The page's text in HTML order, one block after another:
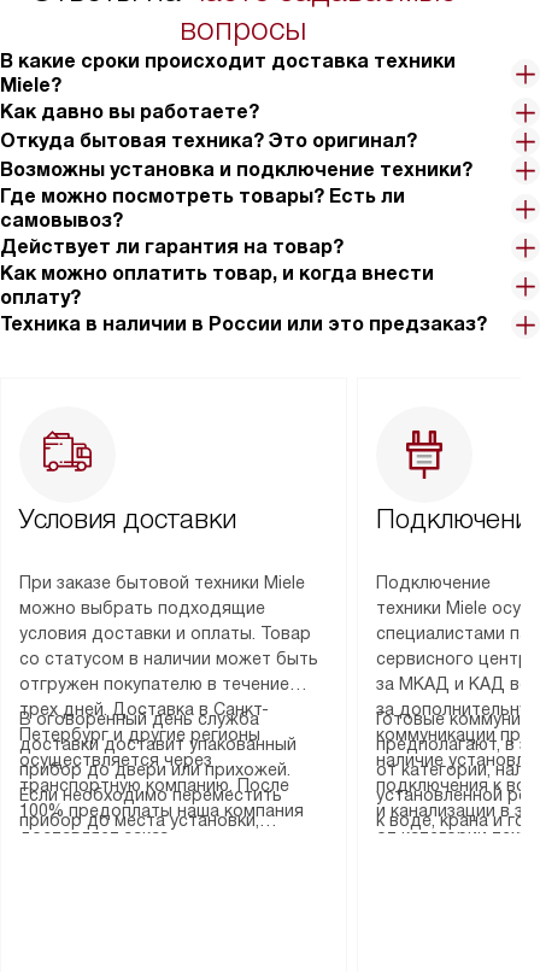
вопросы
В какие сроки происходит доставка техники
Miele?
Как давно вы работаете?
Откуда бытовая техника? Это оригинал?
Возможны установка и подключение техники?
Где можно посмотреть товары? Есть ли
самовывоз?
Действует ли гарантия на товар?
Как можно оплатить товар, и когда внести
оплату?
Техника в наличии в России или это предзаказ?
Условия доставки
При заказе бытовой техники Miele
можно выбрать подходящие
условия доставки и оплаты. Товар
со статусом в наличии может быть
отгружен покупателю в течение
трех дней. Доставка в Санкт-
Петербург и другие регионы
осуществляется через
транспортную компанию. После
100% предоплаты наша компания
доставляет заказ
В оговоренный день служба
доставки доставит упакованный
прибор до двери или прихожей.
Если необходимо переместить
прибор до места установки,
Подключение
техники Miele
специалистами
сервисного
за МКАД и КАД
за
коммуникации
наличие
подключения к
и канализации в
от категории
Готовые
предполагают, в
от категории,
установленной
к воде, крана и